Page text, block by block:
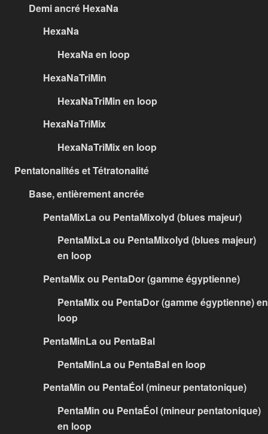
Demi ancré HexaNa
HexaNa
HexaNa en loop
HexaNaTriMin
HexaNaTriMin en loop
HexaNaTriMix
HexaNaTriMix en loop
Pentatonalités et Tétratonalité
Base, entièrement ancrée
PentaMixLa ou PentaMixolyd (blues majeur)
PentaMixLa ou PentaMixolyd (blues majeur)
en loop
PentaMix ou PentaDor (gamme égyptienne)
PentaMix ou PentaDor (gamme égyptienne) en
loop
PentaMinLa ou PentaBal
PentaMinLa ou PentaBal en loop
PentaMin ou PentaÉol (mineur pentatonique)
PentaMin ou PentaÉol (mineur pentatonique)
en loop